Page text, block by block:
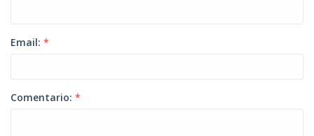
Email: *
Comentario: *